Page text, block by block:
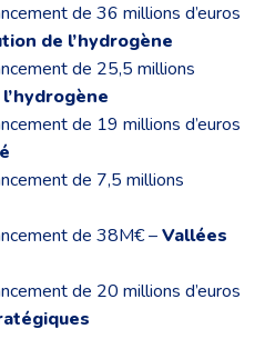
de 36 millions d’euros
de l’hydrogène
de 25,5 millions
de 19 millions d’euros
de 7,5 millions
de 38M€ –Vallées
de 20 millions d’euros